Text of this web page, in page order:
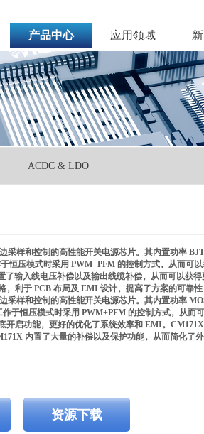
产品中心 应用领域
ACDC & LDO
采样和控制的高性能开关电源芯片。其内置功率
恒压模式时采用 PWM+PFM 的控制方式，从而可
了输入线电压补偿以及输出线缆补偿，从而可以获
，利于 PCB 布局及 EMI 设计，提高了方案的可靠性
采样和控制的高性能开关电源芯片。其内置功率
于恒压模式时采用 PWM+PFM 的控制方式，从而
开启功能，更好的优化了系统效率和 EMI。
内置了大量的补偿以及保护功能，从而简化了
资源下载